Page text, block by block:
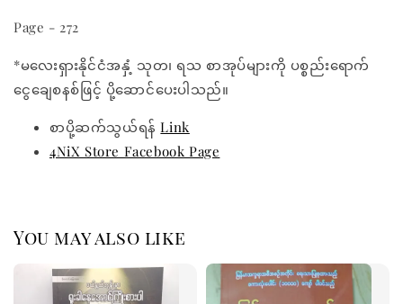
Page - 272
*မလေးရှားနိုင်ငံအနှံ့ သုတ၊ ရသ စာအုပ်များကို ပစ္စည်းရောက်
ငွေချေစနစ်ဖြင့် ပို့ဆောင်ပေးပါသည်။
စာပို့ဆက်သွယ်ရန်Link
4NiX Store Facebook Page
You may also like